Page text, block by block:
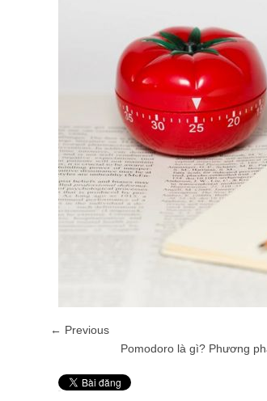
← Previous
Pomodoro là gì? Phương